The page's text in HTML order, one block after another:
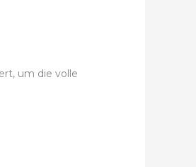
um die volle